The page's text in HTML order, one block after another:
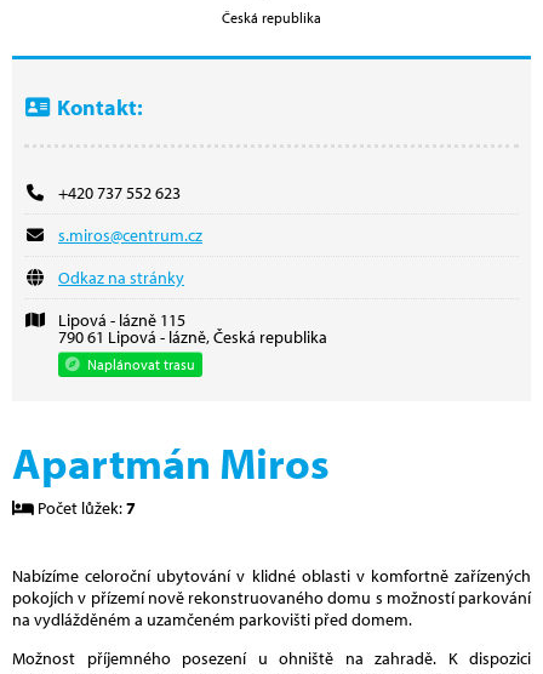
Česká republika
Kontakt:
+420 737 552 623
s.miros@centrum.cz
Odkaz na stránky
Lipová - lázně 115
790 61 Lipová - lázně, Česká republika
Naplánovat trasu
Apartmán Miros
Počet lůžek:7
Nabízíme celoroční ubytování v klidné oblasti v komfortně zařízených
pokojích v přízemí nově rekonstruovaného domu s možností parkování
na vydlážděném a uzamčeném parkovišti před domem.
Možnost příjemného posezení u ohniště na zahradě. K dispozici